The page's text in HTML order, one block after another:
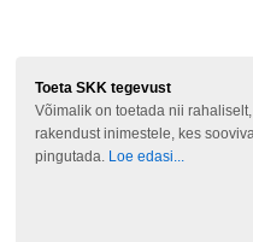
Toeta SKK tegevust
Võimalik on toetada nii
rakendust inimestele, kes
pingutada.
Loe edasi...